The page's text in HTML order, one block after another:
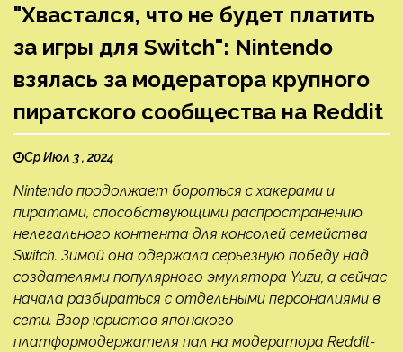
"Хвастался, что не будет платить
за игры для Switch": Nintendo
взялась за модератора крупного
пиратского сообщества на Reddit
Ср Июл 3 , 2024
Nintendo продолжает бороться с хакерами и
пиратами, способствующими распространению
нелегального контента для консолей семейства
Switch. Зимой она одержала серьезную победу над
создателями популярного эмулятора Yuzu, а сейчас
начала разбираться с отдельными персоналиями в
сети. Взор юристов японского
платформодержателя пал на модератора Reddit-